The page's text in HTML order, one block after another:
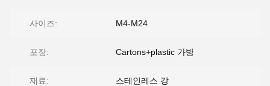
사이즈: M4-M24
포장: Cartons+plastic 가방
재료: 스테인레스 강